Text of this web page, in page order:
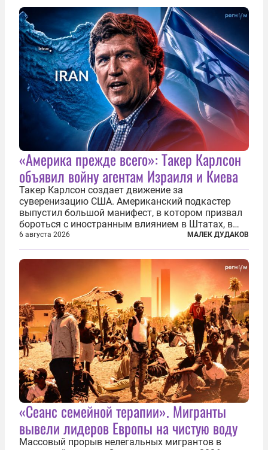
«Америка прежде всего»: Такер Карлсон
объявил войну агентам Израиля и Киева
Такер Карлсон создает движение за
суверенизацию США. Американский подкастер
выпустил большой манифест, в котором призвал
бороться с иностранным влиянием в Штатах, в
первую очередь имея в виду Израиль. А также
прекратить заморские войны, выплатить
репарации Ирану, остановить прием мигрантов...
6 августа 2026 МАЛЕК ДУДАКОВ
«Сеанс семейной терапии». Мигранты
вывели лидеров Европы на чистую воду
Массовый прорыв нелегальных мигрантов в